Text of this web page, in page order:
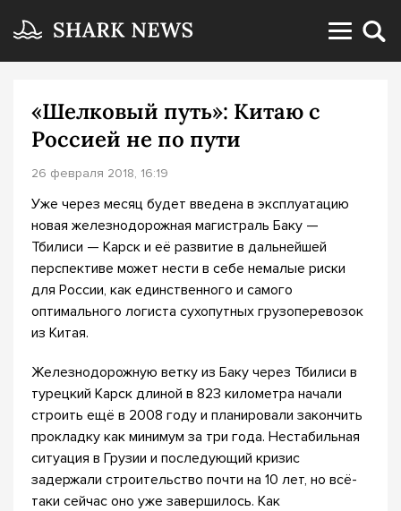
«Шелковый путь»: Китаю с
Россией не по пути
26 февраля 2018, 16:19
Уже через месяц будет введена в эксплуатацию
новая железнодорожная магистраль Баку —
Тбилиси — Карск и её развитие в дальнейшей
перспективе может нести в себе немалые риски
для России, как единственного и самого
оптимального логиста сухопутных грузоперевозок
из Китая.
Железнодорожную ветку из Баку через Тбилиси в
турецкий Карск длиной в 823 километра начали
строить ещё в 2008 году и планировали закончить
прокладку как минимум за три года. Нестабильная
ситуация в Грузии и последующий кризис
задержали строительство почти на 10 лет, но всё-
таки сейчас оно уже завершилось. Как